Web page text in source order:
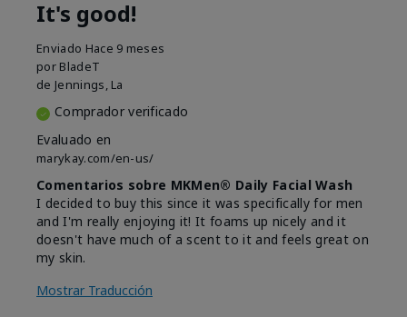
It's good!
Enviado Hace 9 meses
por BladeT
de Jennings, La
Comprador verificado
Evaluado en
marykay.com/en-us/
Comentarios sobre MKMen® Daily Facial Wash
I decided to buy this since it was specifically for men
and I'm really enjoying it! It foams up nicely and it
doesn't have much of a scent to it and feels great on
my skin.
Mostrar Traducción